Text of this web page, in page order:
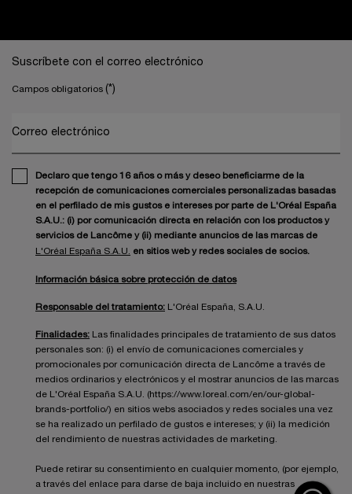
Suscríbete con el correo electrónico
Campos obligatorios (*)
Correo electrónico
Declaro que tengo 16 años o más y deseo beneficiarme de la
recepción de comunicaciones comerciales personalizadas basadas
en el perfilado de mis gustos e intereses por parte de L'Oréal España
S.A.U.: (i) por comunicación directa en relación con los productos y
servicios de Lancôme y (ii) mediante anuncios de las marcas de
L'Oréal España S.A.U.
en sitios web y redes sociales de socios.
Información básica sobre protección de datos
Responsable del tratamiento: L'Oréal España, S.A.U.
Finalidades: Las finalidades principales de tratamiento de sus datos
personales son: (i) el envío de comunicaciones comerciales y
promocionales por comunicación directa de Lancôme a través de
medios ordinarios y electrónicos y el mostrar anuncios de las marcas
de L'Oréal España S.A.U. (https://www.loreal.com/en/our-global-
brands-portfolio/) en sitios webs asociados y redes sociales una vez
se ha realizado un perfilado de gustos e intereses; y (ii) la medición
del rendimiento de nuestras actividades de marketing.
Puede retirar su consentimiento en cualquier momento, (por ejemplo,
a través del enlace para darse de baja incluido en nuestras